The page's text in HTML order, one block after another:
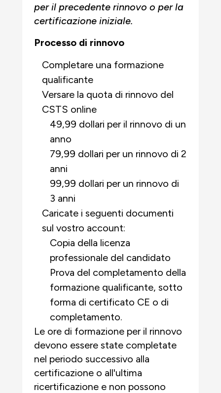
per il precedente rinnovo o per la
certificazione iniziale.
Processo di rinnovo
Completare una formazione
qualificante
Versare la quota di rinnovo del
CSTS online
49,99 dollari per il rinnovo di un
anno
79,99 dollari per un rinnovo di 2
anni
99,99 dollari per un rinnovo di
3 anni
Caricate i seguenti documenti
sul vostro account:
Copia della licenza
professionale del candidato
Prova del completamento della
formazione qualificante, sotto
forma di certificato CE o di
completamento.
Le ore di formazione per il rinnovo
devono essere state completate
nel periodo successivo alla
certificazione o all'ultima
ricertificazione e non possono